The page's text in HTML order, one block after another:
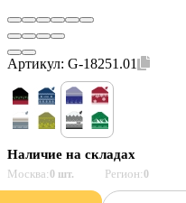
Артикул: G-18251.01
Наличие на складах
Москва:0 шт. Регион:0